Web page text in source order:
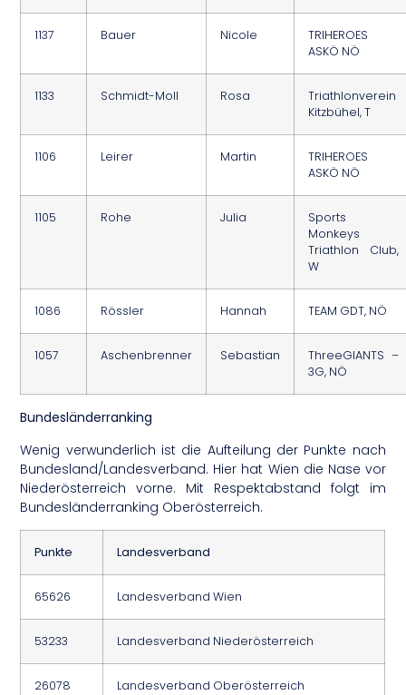
1137 Bauer Nicole
TRIHEROES
ASKÖ NÖ
1133 Schmidt-Moll Rosa
Triathlonverein
Kitzbühel, T
1106 Leirer Martin
TRIHEROES
ASKÖ NÖ
1105 Rohe Julia
Sports
Monkeys
Triathlon Club,
W
1086 Rössler Hannah TEAM GDT, NÖ
1057 Aschenbrenner Sebastian
ThreeGIANTS –
3G, NÖ
Bundesländerranking
Wenig verwunderlich ist die Aufteilung der Punkte nach
Bundesland/Landesverband. Hier hat Wien die Nase vor
Niederösterreich vorne. Mit Respektabstand folgt im
Bundesländerranking Oberösterreich.
Punkte Landesverband
65626 Landesverband Wien
53233 Landesverband Niederösterreich
26078 Landesverband Oberösterreich